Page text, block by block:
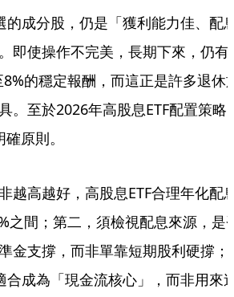
的成分股，仍是「獲利能力佳、配
即使操作不完美，長期下來，仍有
的穩定報酬，而這正是許多退休
。至於2026年高股息ETF配置策略
原則。
越高越好，高股息ETF合理年化配
之間；第二，須檢視配息來源，是
金支撐，而非單靠短期股利硬撐；
合成為「現金流核心」，而非用來